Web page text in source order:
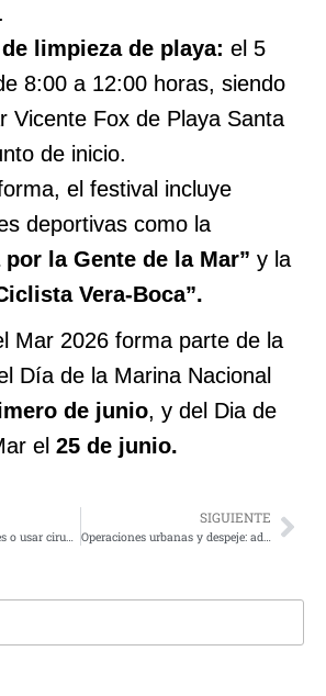
limpieza de playa: el 5
8:00 a 12:00 horas, siendo
Vicente Fox de Playa Santa
de inicio.
el festival incluye
deportivas como la
por la Gente de la Mar” y la
Vera-Boca”.
Mar 2026 forma parte de la
Día de la Marina Nacional
de junio, y del Dia de
el 25 de junio.
¿Se puede tener lentes o usar cirugía LASIK para ser piloto FAM? Regla actual 2026
SIGUIENTE
Operaciones urbanas y despeje: adiestramiento avanzado de la Brigada de Fusileros Paracaidistas